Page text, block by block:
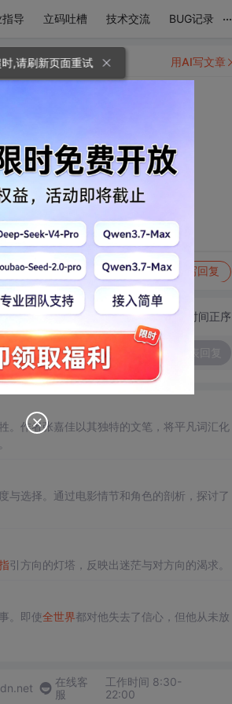
导 立码吐槽 技术交流 BUG记录 ...
报 写回复
用AI写文章
切换为时间正序
。作者张嘉佳以其独特的文笔，将平凡词汇化
与选择。通过电影情节和角色的剖析，探讨了
引方向的灯塔，反映出迷茫与对方向的渴求。
。即使全世界都对他失去了信心，但他从未放
在线客
服
工作时间 8:30-
22:00
时,请刷新页面重试